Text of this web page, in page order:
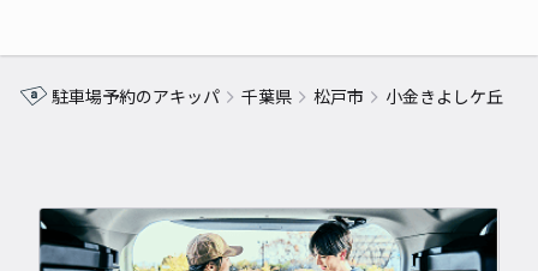
駐車場予約のアキッパ 千葉県 松戸市 小金きよしケ丘